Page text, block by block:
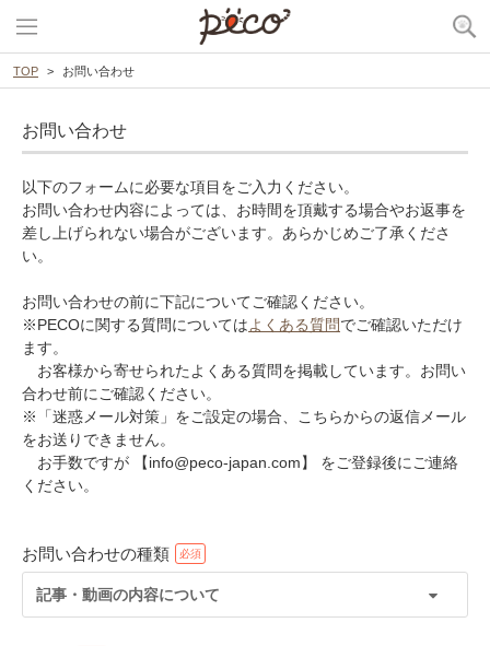
TOP お問い合わせ
お問い合わせ
以下のフォームに必要な項目をご入力ください。
お問い合わせ内容によっては、お時間を頂戴する場合やお返事を
差し上げられない場合がございます。あらかじめご了承くださ
い。
お問い合わせの前に下記についてご確認ください。
※PECOに関する質問についてはよくある質問でご確認いただけ
ます。
お客様から寄せられたよくある質問を掲載しています。お問い
合わせ前にご確認ください。
※「迷惑メール対策」をご設定の場合、こちらからの返信メール
をお送りできません。
お手数ですが 【info@peco-japan.com】 をご登録後にご連絡
ください。
お問い合わせの種類
記事・動画の内容について